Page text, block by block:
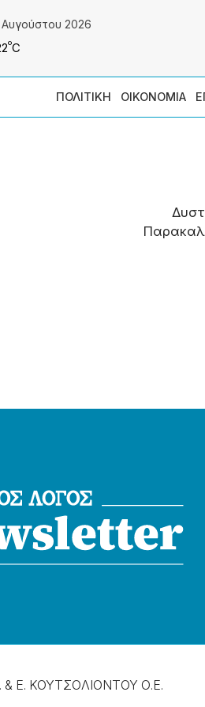
2026
ºC
ΠΟΛΙΤΙΚΗ ΟΙΚΟΝΟΜΙΑ
& Ε. ΚΟΥΤΣΟΛΙΟΝΤΟΥ Ο.Ε.